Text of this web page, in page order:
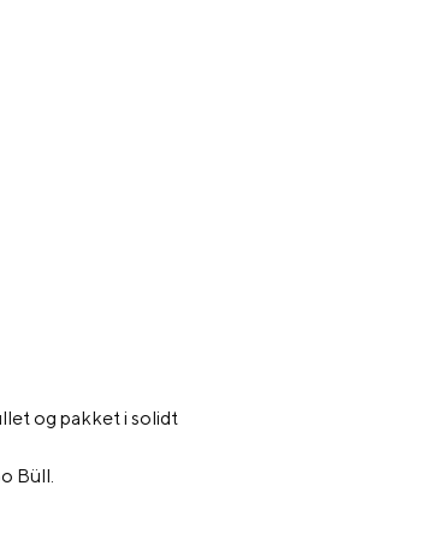
og pakket i solidt
Büll.